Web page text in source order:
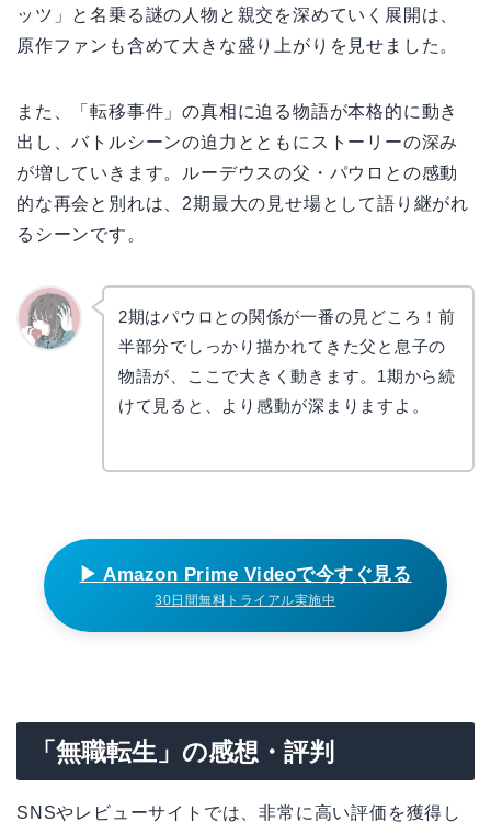
ッツ」と名乗る謎の人物と親交を深めていく展開は、
原作ファンも含めて大きな盛り上がりを見せました。
また、「転移事件」の真相に迫る物語が本格的に動き
出し、バトルシーンの迫力とともにストーリーの深み
が増していきます。ルーデウスの父・パウロとの感動
的な再会と別れは、2期最大の見せ場として語り継がれ
るシーンです。
2期はパウロとの関係が一番の見どころ！前
半部分でしっかり描かれてきた父と息子の
物語が、ここで大きく動きます。1期から続
けて見ると、より感動が深まりますよ。
▶ Amazon Prime Videoで今すぐ見る
30日間無料トライアル実施中
「無職転生」の感想・評判
SNSやレビューサイトでは、非常に高い評価を獲得し